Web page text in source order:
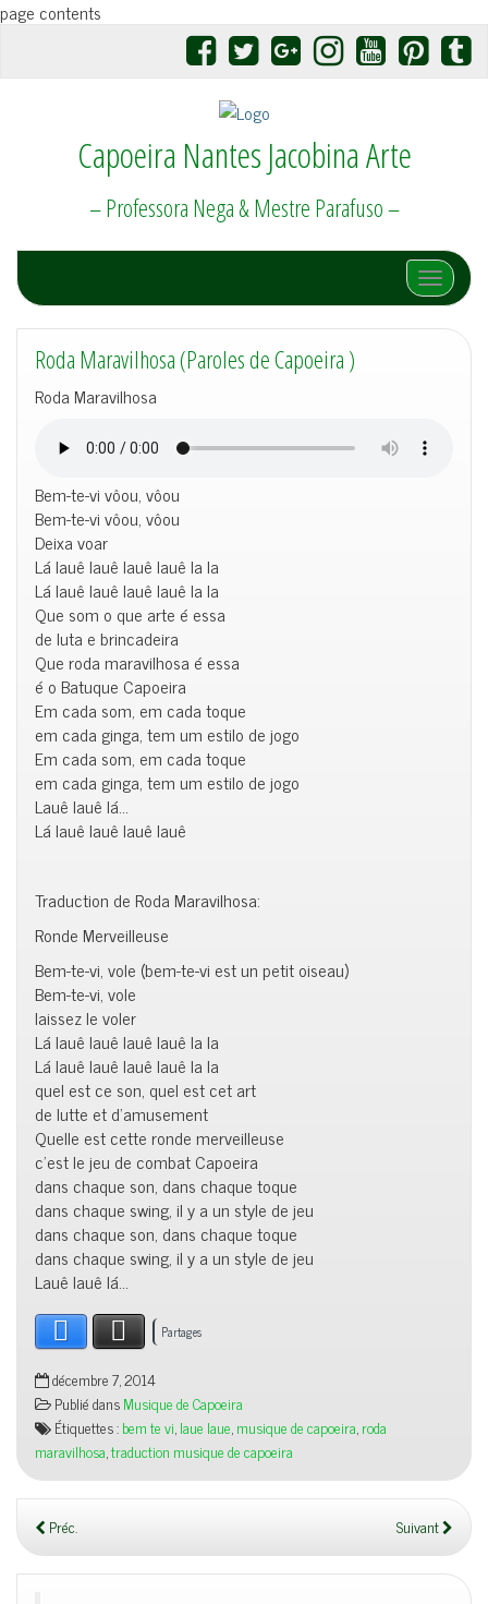
page contents
Capoeira Nantes Jacobina Arte
– Professora Nega & Mestre Parafuso –
Afficher/
Roda Maravilhosa (Paroles de Capoeira )
Roda Maravilhosa
Bem-te-vi vôou, vôou
Bem-te-vi vôou, vôou
Deixa voar
Lá lauê lauê lauê lauê la la
Lá lauê lauê lauê lauê la la
Que som o que arte é essa
de luta e brincadeira
Que roda maravilhosa é essa
é o Batuque Capoeira
Em cada som, em cada toque
em cada ginga, tem um estilo de jogo
Em cada som, em cada toque
em cada ginga, tem um estilo de jogo
Lauê lauê lá…
Lá lauê lauê lauê lauê
Traduction de Roda Maravilhosa:
Ronde Merveilleuse
Bem-te-vi, vole (bem-te-vi est un petit oiseau)
Bem-te-vi, vole
laissez le voler
Lá lauê lauê lauê lauê la la
Lá lauê lauê lauê lauê la la
quel est ce son, quel est cet art
de lutte et d’amusement
Quelle est cette ronde merveilleuse
c’est le jeu de combat Capoeira
dans chaque son, dans chaque toque
dans chaque swing, il y a un style de jeu
dans chaque son, dans chaque toque
dans chaque swing, il y a un style de jeu
Lauê lauê lá…
Facebook X Partages
décembre 7, 2014
Publié dansMusique de Capoeira
Étiquettes :bem te vi,laue laue,musique de capoeira,roda
maravilhosa,traduction musique de capoeira
Préc. Suivant